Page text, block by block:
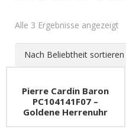
XXL-Uhren
SALE – Top Angebote
Uhrenkasten
Uhren-Typen
Uhr-Widget
Uhrwerke
Alle 3 Ergebnisse angezeigt
Pierre Cardin Baron
PC104141F07 –
Goldene Herrenuhr